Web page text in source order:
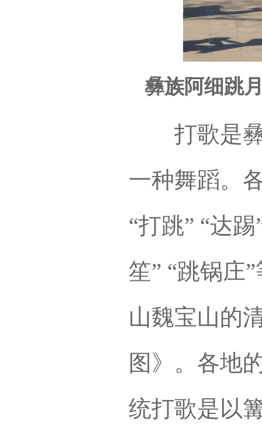
彝族阿细跳
打歌是彝
一种舞蹈。
“打跳” “达
笙” “跳锅庄
山魏宝山的
图》。各地
统打歌是以